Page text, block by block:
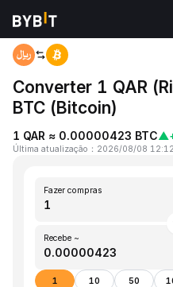
Página inicial
Converter 1 QAR
BTC (Bitcoin)
1 QAR ≈ 0.00000423 BTC▲
Última atualização ： 2026/08/08 12:12
Fazer compras
Recebe ~
1 10 50